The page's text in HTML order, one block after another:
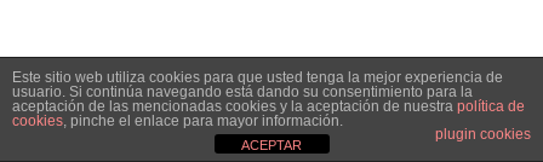
2025
- OPOSICIÓN Gestión Procesal, turno libre – 2025
Este sitio web utiliza cookies para que usted tenga la mejor experiencia de
usuario. Si continúa navegando está dando su consentimiento para la
aceptación de las mencionadas cookies y la aceptación de nuestra política de
cookies, pinche el enlace para mayor información.
plugin cookies
ACEPTAR